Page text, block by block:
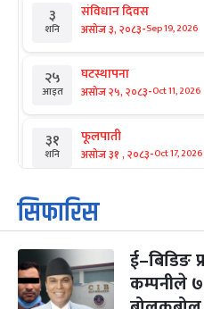
३
शनि
संविधान दिवस
असोज ३, २०८३-Sep 19, 2026
२५
आइत
घटस्थापना
असोज २५, २०८३-Oct 11, 2026
३१
शनि
फूलपाती
असोज ३१ , २०८३-Oct 17, 2026
१
आइत
कार्तिक सङ्क्रान्ति
कार्तिक १, २०८३
३
मंगल
महानवमी
कार्तिक ३, २०८३-Oct 20, 2026
सिफारिस
ई–बिडिङ
कम्पनीले